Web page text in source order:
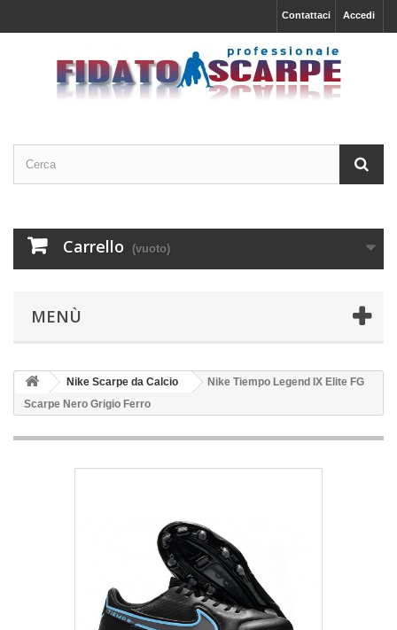
Accedi
Contattaci
Carrello (vuoto)
MENÙ
Nike Scarpe da Calcio
Nike Tiempo Legend IX Elite FG
Scarpe Nero Grigio Ferro